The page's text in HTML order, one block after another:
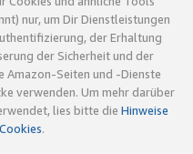
nur, um Dir Dienstleistungen
der Erhaltung
der Sicherheit und der
Amazon-Seiten und -Dienste
verwenden. Um mehr darüber
lies bitte die Hinweise
.